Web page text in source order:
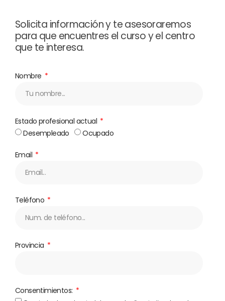
Solicita información y te asesoraremos
para que encuentres el curso y el centro
que te interesa.
Nombre
Estado profesional actual
Desempleado
Ocupado
Email
Teléfono
Provincia
Consentimientos: